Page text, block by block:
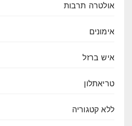
אולטרה תרבות
אימונים
איש ברזל
טריאתלון
ללא קטגוריה